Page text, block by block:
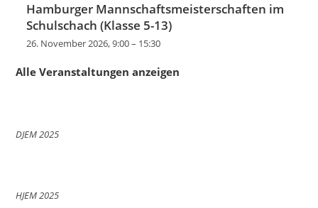
Hamburger Mannschaftsmeisterschaften im
Schulschach (Klasse 5-13)
26. November 2026, 9:00– 15:30
Alle Veranstaltungen anzeigen
DJEM 2025
HJEM 2025